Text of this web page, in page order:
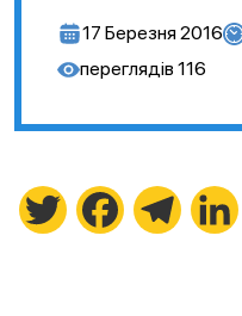
17 Березня 2016
переглядів 116
Twitter Facebook